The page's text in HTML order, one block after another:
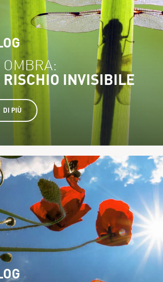
OMBRA:
RISCHIO INVISIBILE
DI PIÙ